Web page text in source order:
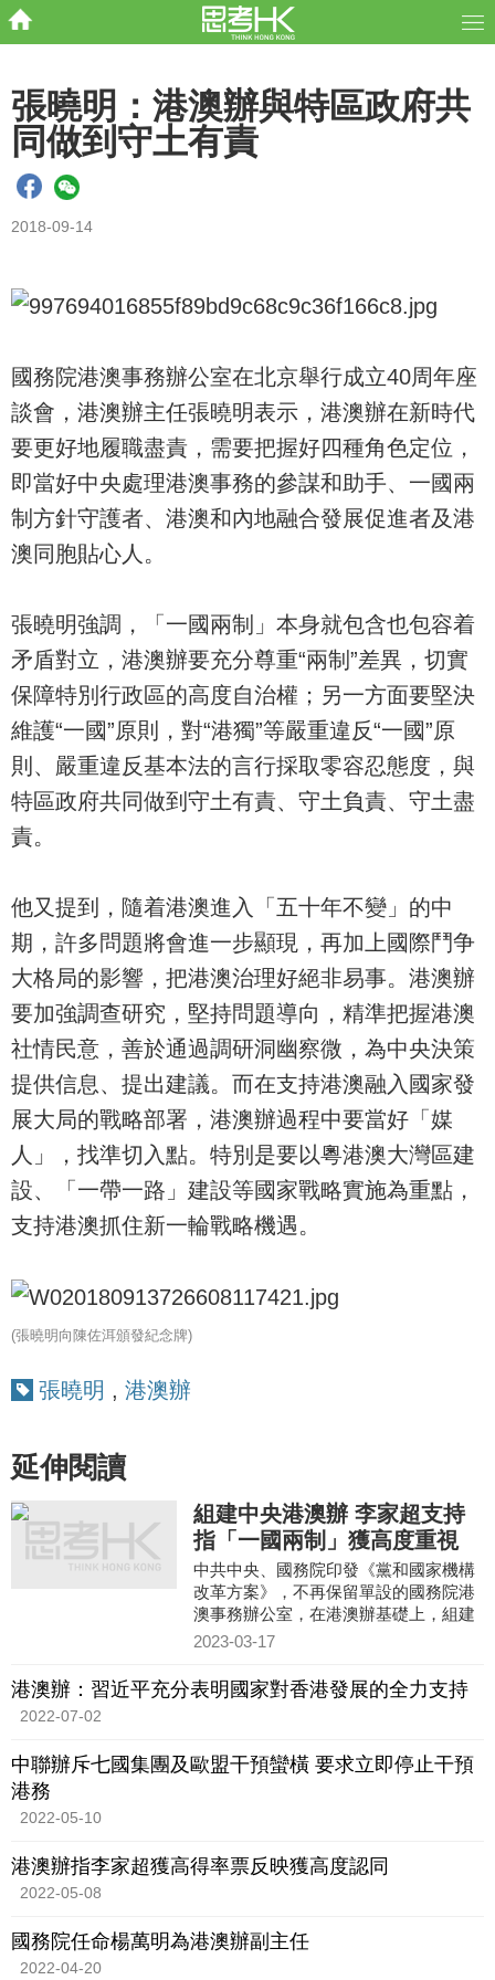
張曉明：港澳辦與特區政府共
同做到守土有責
2018-09-14
國務院港澳事務辦公室在北京舉行成立40周年座
談會，港澳辦主任張曉明表示，港澳辦在新時代
要更好地履職盡責，需要把握好四種角色定位，
即當好中央處理港澳事務的參謀和助手、一國兩
制方針守護者、港澳和內地融合發展促進者及港
澳同胞貼心人。
張曉明強調，「一國兩制」本身就包含也包容着
矛盾對立，港澳辦要充分尊重“兩制”差異，切實
保障特別行政區的高度自治權；另一方面要堅決
維護“一國”原則，對“港獨”等嚴重違反“一國”原
則、嚴重違反基本法的言行採取零容忍態度，與
特區政府共同做到守土有責、守土負責、守土盡
責。
他又提到，隨着港澳進入「五十年不變」的中
期，許多問題將會進一步顯現，再加上國際鬥争
大格局的影響，把港澳治理好絕非易事。港澳辦
要加強調查研究，堅持問題導向，精準把握港澳
社情民意，善於通過調研洞幽察微，為中央決策
提供信息、提出建議。而在支持港澳融入國家發
展大局的戰略部署，港澳辦過程中要當好「媒
人」，找準切入點。特別是要以粵港澳大灣區建
設、「一帶一路」建設等國家戰略實施為重點，
支持港澳抓住新一輪戰略機遇。
(張曉明向陳佐洱頒發紀念牌)
張曉明 , 港澳辦
延伸閱讀
組建中央港澳辦 李家超支持
指「一國兩制」獲高度重視
中共中央、國務院印發《黨和國家機構
改革方案》，不再保留單設的國務院港
澳事務辦公室，在港澳辦基礎上，組建
中央港澳工作辦公室，作為黨中央辦事
2023-03-17
港澳辦：習近平充分表明國家對香港發展的全力支持
2022-07-02
中聯辦斥七國集團及歐盟干預蠻橫 要求立即停止干預
港務
2022-05-10
港澳辦指李家超獲高得率票反映獲高度認同
2022-05-08
國務院任命楊萬明為港澳辦副主任
2022-04-20